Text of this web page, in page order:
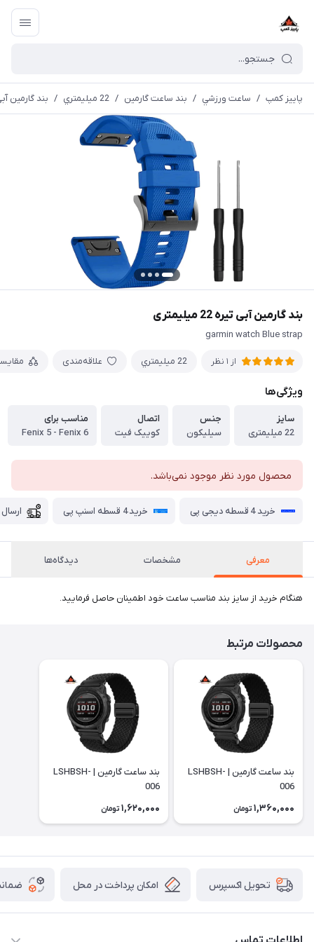
پاییز کمپ / ساعت ورزشي / بند ساعت گارمین / 22 ميليمتري / بند گارمین آبی تیره
بند گارمین آبی تیره 22 میلیمتری
garmin watch Blue strap
از 1 نظر 22 ميليمتري علاقه‌مندی
ویژگی‌ها
سایز
22 میلیمتری
جنس
سیلیکون
اتصال
کوییک فیت
مناسب برای
Fenix 5 - Fenix 6
محصول مورد نظر موجود نمی‌باشد.
خرید 4 قسطه دیجی پی خرید 4 قسطه اسنپ پی
معرفی مشخصات دیدگاه‌ها
هنگام خرید از سایز بند مناسب ساعت خود اطمینان حاصل فرمایید.
محصولات مرتبط
بند ساعت گارمین | LSHBSH-
006
1,360,000 تومان
بند ساعت گارمین | LSHBSH-
006
1,620,000 تومان
تحویل اکسپرس امکان پرداخت در محل